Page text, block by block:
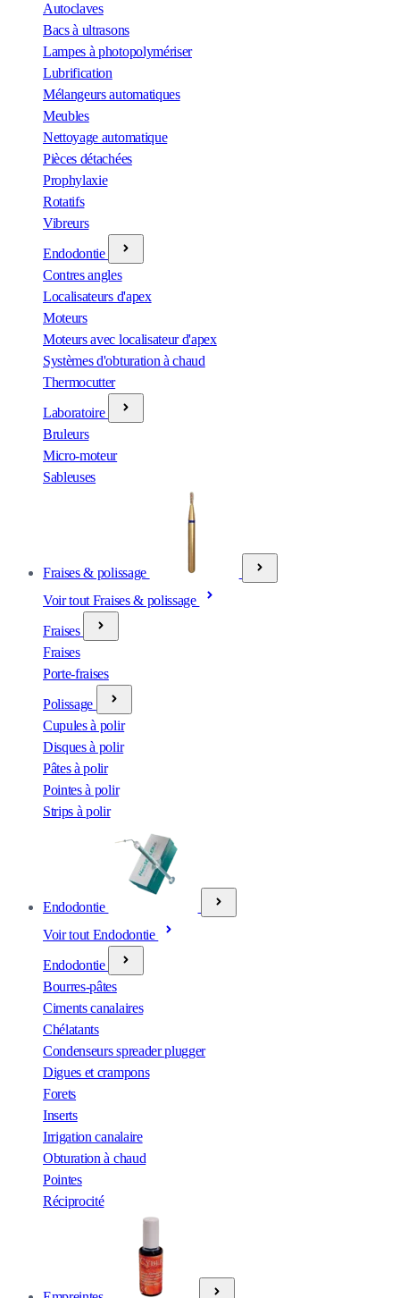
Autoclaves
Bacs à ultrasons
Lampes à photopolymériser
Lubrification
Mélangeurs automatiques
Meubles
Nettoyage automatique
Pièces détachées
Prophylaxie
Rotatifs
Vibreurs
Endodontie
Contres angles
Localisateurs d'apex
Moteurs
Moteurs avec localisateur d'apex
Systèmes d'obturation à chaud
Thermocutter
Laboratoire
Bruleurs
Micro-moteur
Sableuses
Fraises & polissage
Voir tout Fraises & polissage
Fraises
Fraises
Porte-fraises
Polissage
Cupules à polir
Disques à polir
Pâtes à polir
Pointes à polir
Strips à polir
Endodontie
Voir tout Endodontie
Endodontie
Bourres-pâtes
Ciments canalaires
Chélatants
Condenseurs spreader plugger
Digues et crampons
Forets
Inserts
Irrigation canalaire
Obturation à chaud
Pointes
Réciprocité